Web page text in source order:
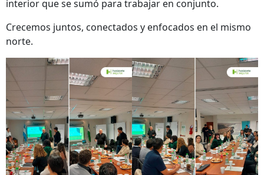
interior que se sumó para trabajar en conjunto.
Crecemos juntos, conectados y enfocados en el mismo
norte.